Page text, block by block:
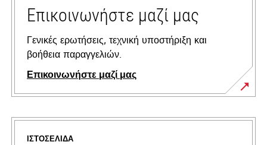
Επικοινωνήστε μαζί μας
Γενικές ερωτήσεις, τεχνική υποστήριξη και
βοήθεια παραγγελιών.
Επικοινωνήστε μαζί μας
ΙΣΤΟΣΕΛΊΔΑ